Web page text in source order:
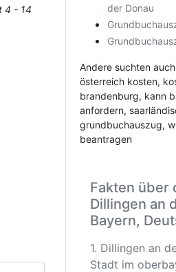
4 - 14
der Donau
Andere suchten
österreich kosten,
brandenburg, kann
anfordern,
grundbuchauszug,
beantragen
Fakten über
Dillingen an
Bayern,
1. Dillingen an
Stadt im